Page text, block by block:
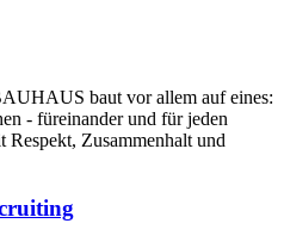
baut vor allem auf eines:
- füreinander und für jeden
Zusammenhalt und